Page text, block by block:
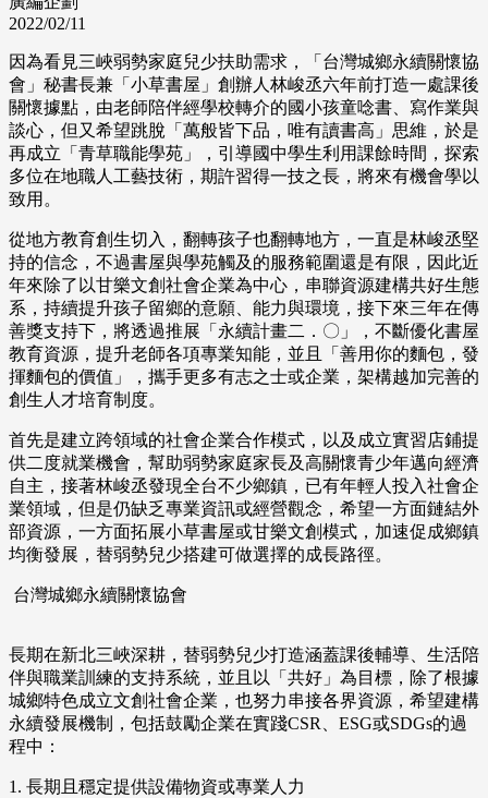
2022/02/11
因為看見三峽弱勢家庭兒少扶助需求，「台灣城鄉永續關懷協
會」秘書長兼「小草書屋」創辦人林峻丞六年前打造一處課後
關懷據點，由老師陪伴經學校轉介的國小孩童唸書、寫作業與
談心，但又希望跳脫「萬般皆下品，唯有讀書高」思維，於是
再成立「青草職能學苑」，引導國中學生利用課餘時間，探索
多位在地職人工藝技術，期許習得一技之長，將來有機會學以
致用。
從地方教育創生切入，翻轉孩子也翻轉地方，一直是林峻丞堅
持的信念，不過書屋與學苑觸及的服務範圍還是有限，因此近
年來除了以甘樂文創社會企業為中心，串聯資源建構共好生態
系，持續提升孩子留鄉的意願、能力與環境，接下來三年在傳
善獎支持下，將透過推展「永續計畫二．〇」，不斷優化書屋
教育資源，提升老師各項專業知能，並且「善用你的麵包，發
揮麵包的價值」，攜手更多有志之士或企業，架構越加完善的
創生人才培育制度。
首先是建立跨領域的社會企業合作模式，以及成立實習店鋪提
供二度就業機會，幫助弱勢家庭家長及高關懷青少年邁向經濟
自主，接著林峻丞發現全台不少鄉鎮，已有年輕人投入社會企
業領域，但是仍缺乏專業資訊或經營觀念，希望一方面鏈結外
部資源，一方面拓展小草書屋或甘樂文創模式，加速促成鄉鎮
均衡發展，替弱勢兒少搭建可做選擇的成長路徑。
台灣城鄉永續關懷協會
長期在新北三峽深耕，替弱勢兒少打造涵蓋課後輔導、生活陪
伴與職業訓練的支持系統，並且以「共好」為目標，除了根據
城鄉特色成立文創社會企業，也努力串接各界資源，希望建構
永續發展機制，包括鼓勵企業在實踐CSR、ESG或SDGs的過
程中：
1. 長期且穩定提供設備物資或專業人力